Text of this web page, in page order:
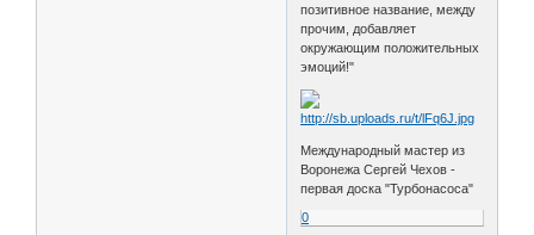
позитивное название, между
прочим, добавляет
окружающим положительных
эмоций!"
Международный мастер из
Воронежа Сергей Чехов -
первая доска "Турбонасоса"
0